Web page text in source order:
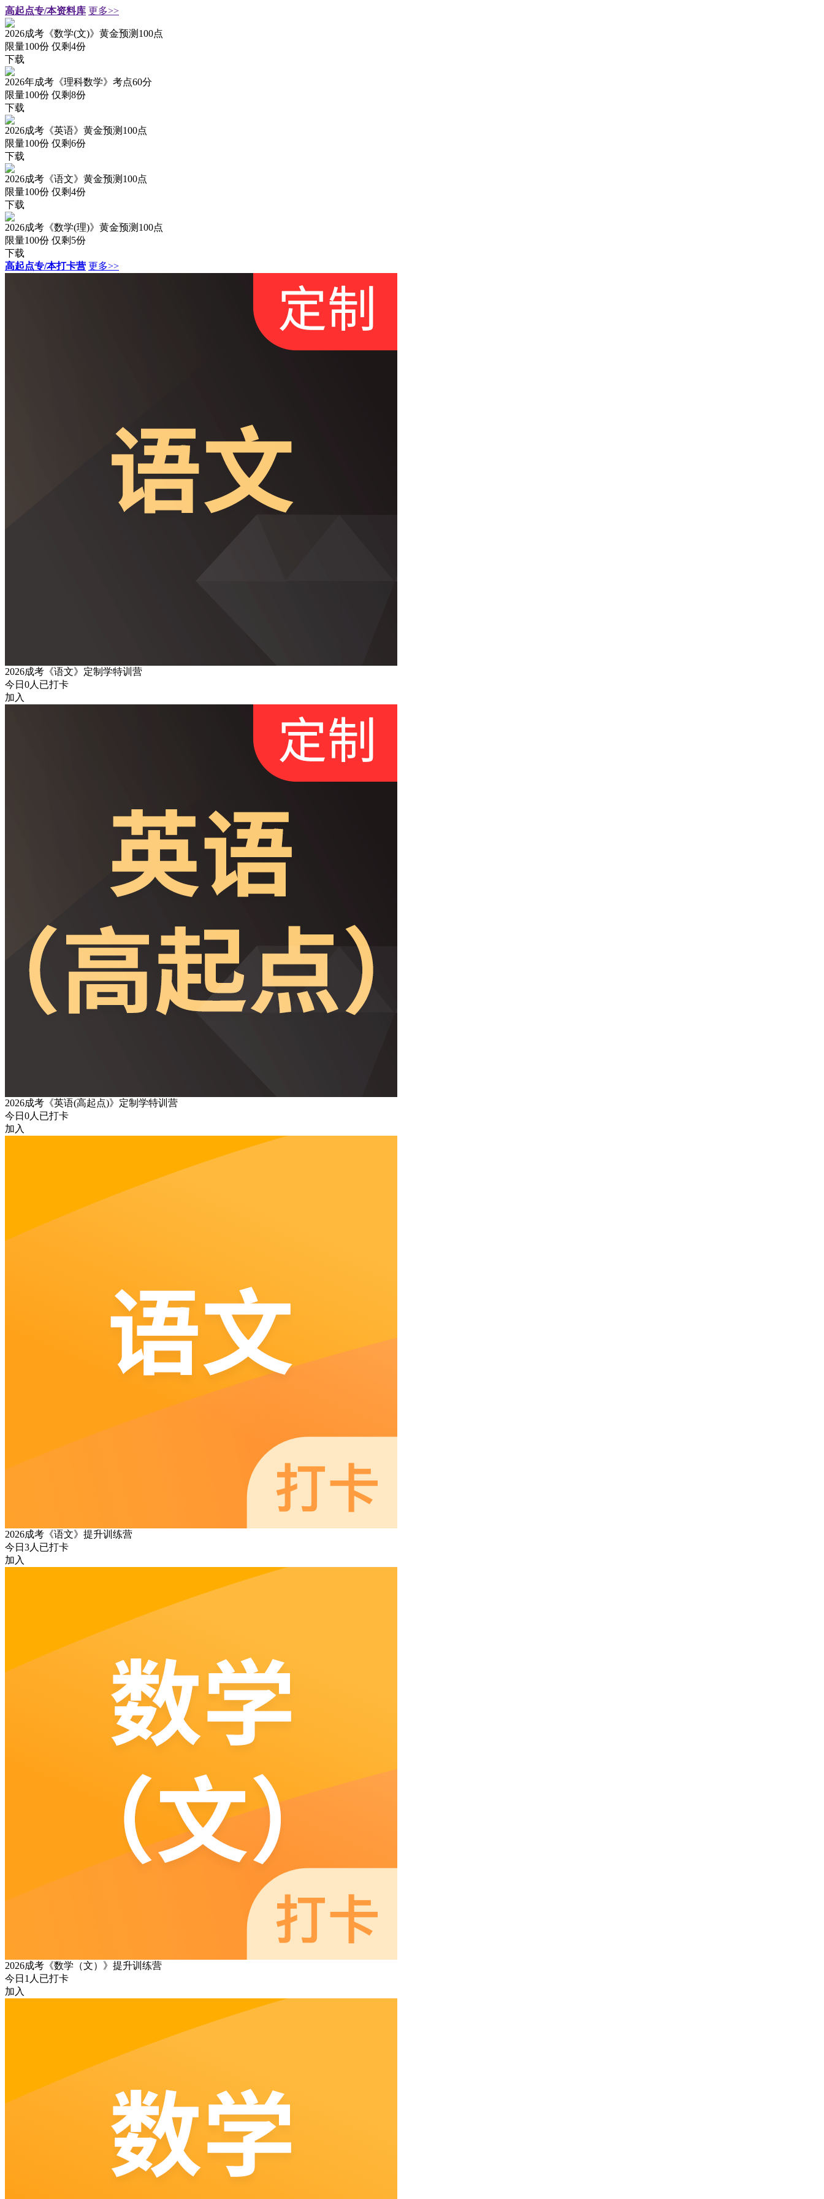
高起点专/本资料库 更多>>
2026成考《数学(文)》黄金预测100点
限量100份 仅剩4份
下载
2026年成考《理科数学》考点60分
限量100份 仅剩8份
下载
2026成考《英语》黄金预测100点
限量100份 仅剩6份
下载
2026成考《语文》黄金预测100点
限量100份 仅剩4份
下载
2026成考《数学(理)》黄金预测100点
限量100份 仅剩 5份
下载
高起点专/本打卡营 更多>>
2026成考《语文》定制学特训营
今日 0人已打卡
加入
2026成考《英语(高起点)》定制学特训营
今日 0人已打卡
加入
2026成考《语文》提升训练营
今日 3人已打卡
加入
2026成考《数学（文）》提升训练营
今日 1 人已打卡
加入